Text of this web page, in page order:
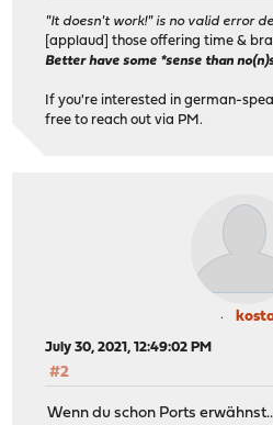
"It doesn't work!" is no valid error
[applaud] those offering time &
Better have some *sense than
If you're interested in german-
free to reach out via PM.
July 30, 2021, 12:49:02 PM
#2
Wenn du schon Ports